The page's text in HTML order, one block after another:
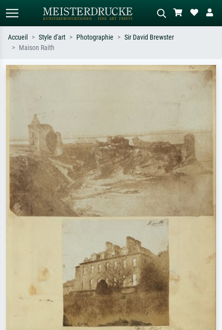
Décrivez la scène – ex. prairie verte,
Accueil Style d'art Photographie
Sir David Brewster
Maison Raith